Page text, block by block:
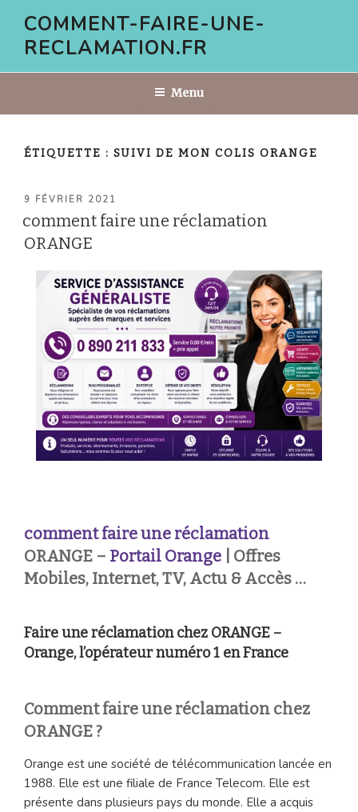
contenu
COMMENT-FAIRE-UNE-
RECLAMATION.FR
Menu
ÉTIQUETTE : SUIVI DE MON COLIS ORANGE
PUBLIÉ
9 FÉVRIER 2021
comment faire une réclamation
ORANGE
comment faire une réclamation
ORANGE – Portail Orange | Offres
Mobiles, Internet, TV, Actu & Accès …
Faire une réclamation chez ORANGE –
Orange, l’opérateur numéro 1 en France
Comment faire une réclamation chez
ORANGE ?
Orange est une société de télécommunication lancée en
1988. Elle est une filiale de France Telecom. Elle est
présente dans plusieurs pays du monde. Elle a acquis